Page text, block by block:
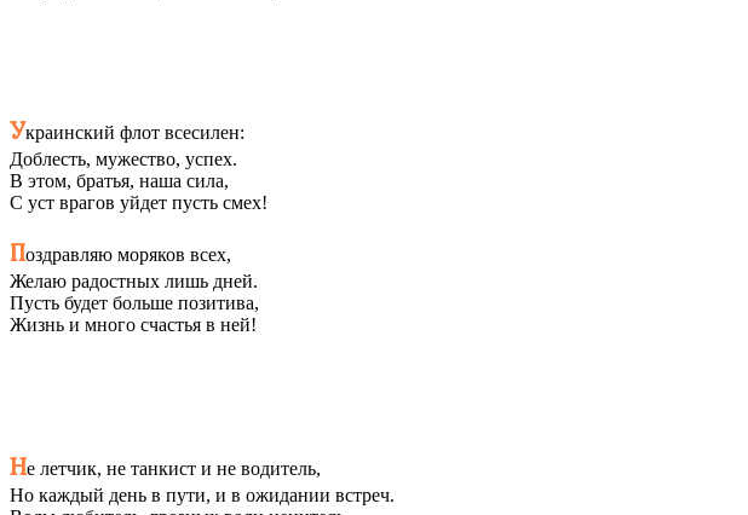
Украинский флот всесилен:
Доблесть, мужество, успех.
В этом, братья, наша сила,
С уст врагов уйдет пусть смех!
Поздравляю моряков всех,
Желаю радостных лишь дней.
Пусть будет больше позитива,
Жизнь и много счастья в ней!
Не летчик, не танкист и не водитель,
Но каждый день в пути, и в ожидании встреч.